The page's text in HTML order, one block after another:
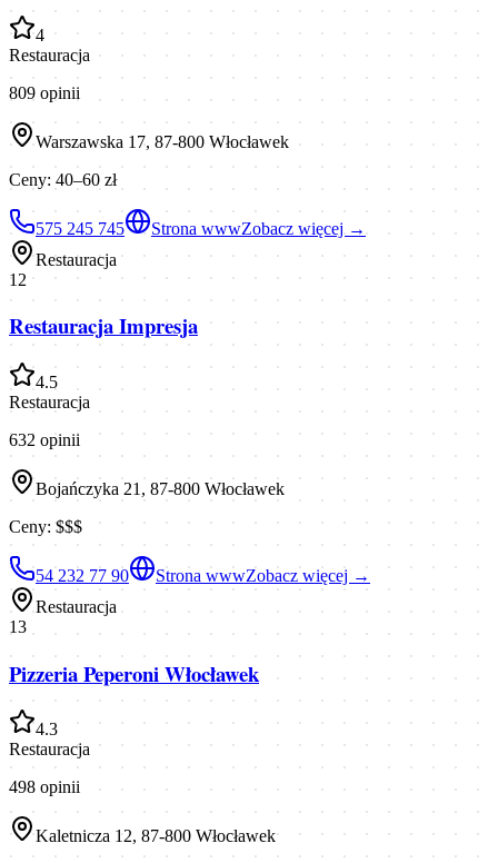
4
Restauracja
809 opinii
Warszawska 17, 87-800 Włocławek
Ceny: 40–60 zł
575 245 745 Strona wwwZobacz więcej →
Restauracja
12
Restauracja Impresja
4.5
Restauracja
632 opinii
Bojańczyka 21, 87-800 Włocławek
Ceny:$$$
54 232 77 90 Strona wwwZobacz więcej →
Restauracja
13
Pizzeria Peperoni Włocławek
4.3
Restauracja
498 opinii
Kaletnicza 12, 87-800 Włocławek